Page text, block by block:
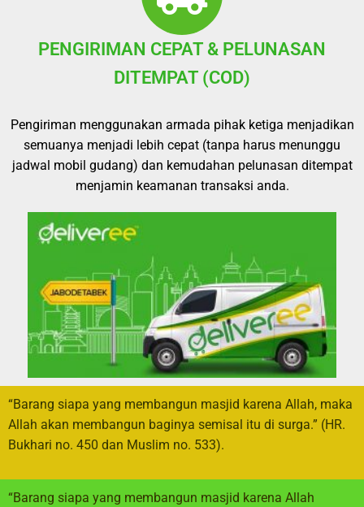
PENGIRIMAN CEPAT & PELUNASAN
DITEMPAT (COD)
Pengiriman menggunakan armada pihak ketiga menjadikan
semuanya menjadi lebih cepat (tanpa harus menunggu
jadwal mobil gudang) dan kemudahan pelunasan ditempat
menjamin keamanan transaksi anda.
“Barang siapa yang membangun masjid karena Allah, maka
Allah akan membangun baginya semisal itu di surga.” (HR.
Bukhari no. 450 dan Muslim no. 533).
“Barang siapa yang membangun masjid karena Allah